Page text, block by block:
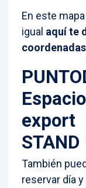
En este
igual aquí te
export
También
reservar día y